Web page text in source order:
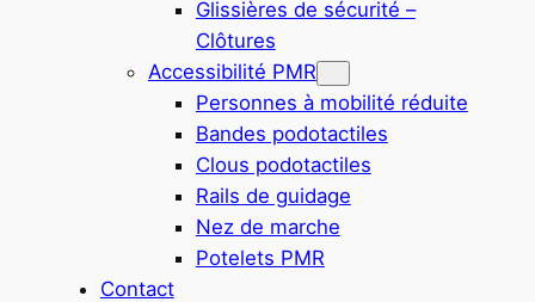
Glissières de sécurité –
Clôtures
Accessibilité PMR
Personnes à mobilité réduite
Bandes podotactiles
Clous podotactiles
Rails de guidage
Nez de marche
Potelets PMR
Contact